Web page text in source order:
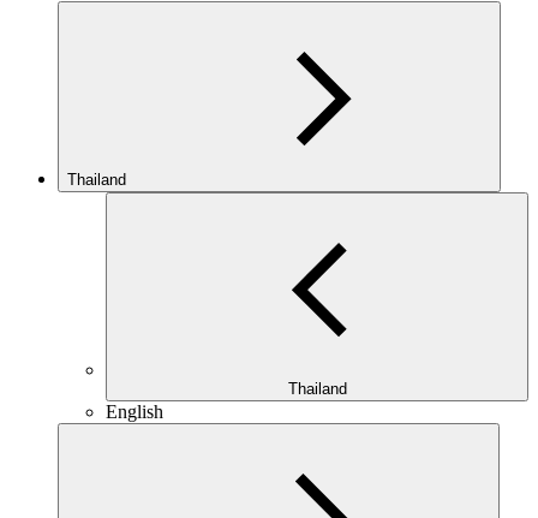
Thailand
Thailand
English